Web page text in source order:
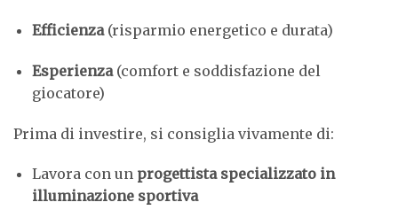
Efficienza(risparmio energetico e durata)
Esperienza(comfort e soddisfazione del
giocatore)
Prima di investire, si consiglia vivamente di:
Lavora con un progettista specializzato in
illuminazione sportiva